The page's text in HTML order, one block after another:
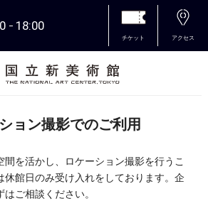
18:00
チケット アクセス
ョン撮影でのご利用
間を活かし、ロケーション撮影を行うこ
休館日のみ受け入れをしております。企
ご相談ください。